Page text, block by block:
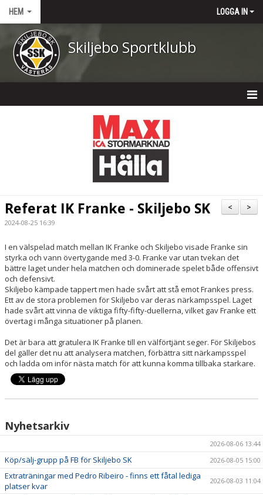
HEM LOGGA IN
Skiljebo Sportklubb
KALENDER
DOKUMENT
VÅRA LAG/TRÄNARE
MATCHER
BÖRJA I SKILJEBO SK
BOKNING KLUBBHUSET
VÅRA AVGIFTER
VÅR HISTORIA
>
<
Referat IK Franke - Skiljebo SK
2024-08-25 16:39
I en välspelad match mellan IK Franke och Skiljebo visade Franke sin
styrka och vann övertygande med 3-0. Franke var utan tvekan det
bättre laget under hela matchen och dominerade spelet både offensivt
och defensivt.
Skiljebo kämpade tappert men hade svårt att stå emot Frankes press.
Ett av de stora problemen för Skiljebo var deras närkampsspel. Laget
hade svårt att vinna de viktiga fifty-fifty-duellerna, vilket gav Franke ett
övertag i många situationer på planen.
Det är bara att gratulera IK Franke till en välförtjänt seger. För Skiljebos
del gäller det nu att analysera matchen, förbättra sitt närkampsspel
och ladda om inför nästa match för att kunna komma tillbaka starkare.
Nyhetsarkiv
2026-08-06 13:44
Köp/sälj-grupp på FB för Skiljebo SK 2026-08-05 15:00
Extraträningar med Pedro Ribeiro - finns ett fåtal lediga
platser kvar
2026-08-03 11:04